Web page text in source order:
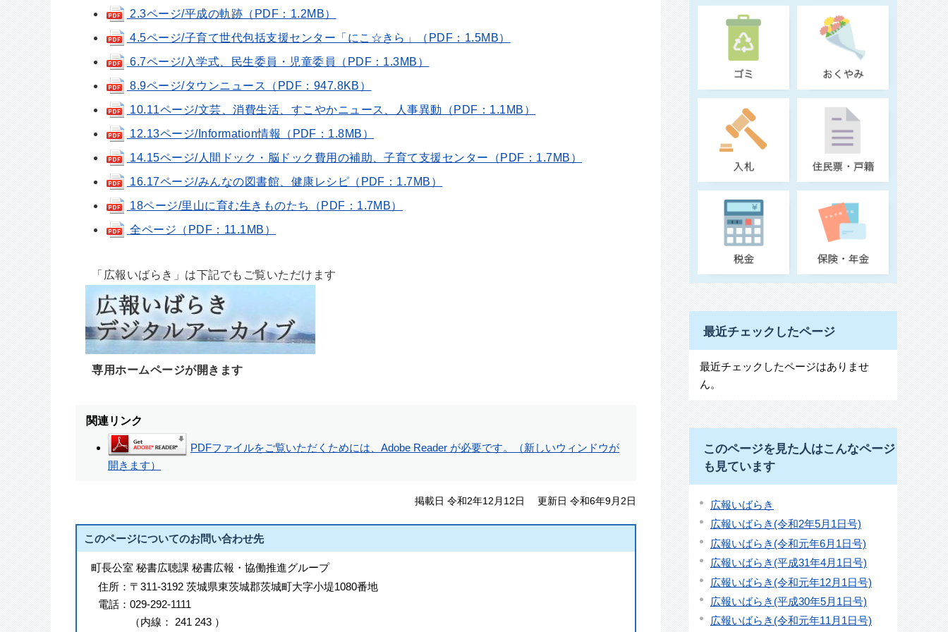
2.3ページ/平成の軌跡（PDF：1.2MB）
4.5ページ/子育て世代包括支援センター「にこ☆きら」（PDF：1.5MB）
6.7ページ/入学式、民生委員・児童委員（PDF：1.3MB）
8.9ページ/タウンニュース（PDF：947.8KB）
10.11ページ/文芸、消費生活、すこやかニュース、人事異動（PDF：1.1MB）
12.13ページ/Information情報（PDF：1.8MB）
14.15ページ/人間ドック・脳ドック費用の補助、子育て支援センター（PDF：1.7MB）
16.17ページ/みんなの図書館、健康レシピ（PDF：1.7MB）
18ページ/里山に育む生きものたち（PDF：1.7MB）
全ページ（PDF：11.1MB）
「広報いばらき」は下記でもご覧いただけます
専用ホームページが開きます
関連リンク
PDFファイルをご覧いただくためには、Adobe Reader が必要です。（新しいウィンドウが
開きます）
掲載日 令和2年12月12日 更新日 令和6年9月2日
このページについてのお問い合わせ先
町長公室 秘書広聴課 秘書広報・協働推進グループ
住所： 〒311-3192 茨城県東茨城郡茨城町大字小堤1080番地
電話： 029-292-1111
（内線 ： 241 243 ）
最近チェックしたページ
最近チェックしたページはありませ
ん。
このページを見た人はこんなページ
も見ています
広報いばらき
広報いばらき(令和2年5月1日号)
広報いばらき(令和元年6月1日号)
広報いばらき(平成31年4月1日号)
広報いばらき(令和元年12月1日号)
広報いばらき(平成30年5月1日号)
広報いばらき(令和元年11月1日号)